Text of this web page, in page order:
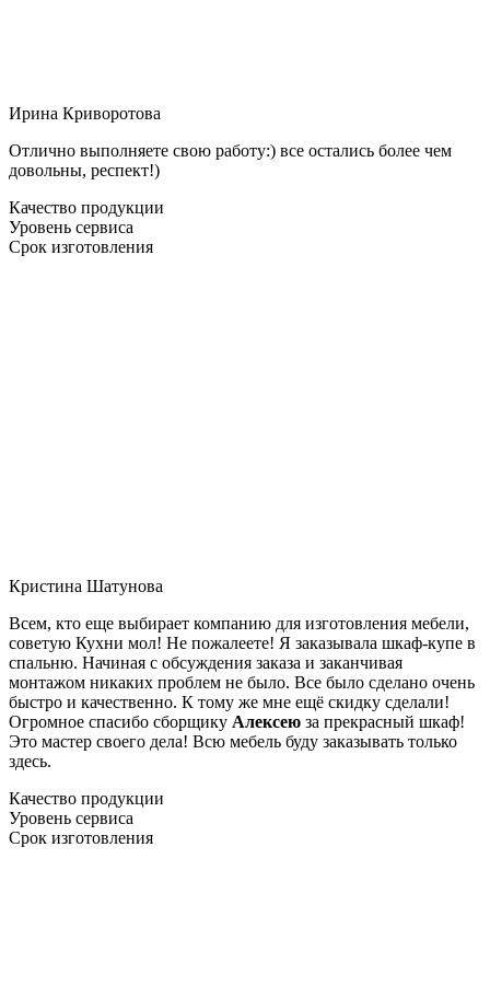
Ирина Криворотова
Отлично выполняете свою работу:) все остались более чем
довольны, респект!)
Качество продукции
Уровень сервиса
Срок изготовления
Кристина Шатунова
Всем, кто еще выбирает компанию для изготовления мебели,
советую Кухни мол! Не пожалеете! Я заказывала шкаф-купе в
спальню. Начиная с обсуждения заказа и заканчивая
монтажом никаких проблем не было. Все было сделано очень
быстро и качественно. К тому же мне ещё скидку сделали!
Огромное спасибо сборщику Алексею за прекрасный шкаф!
Это мастер своего дела! Всю мебель буду заказывать только
здесь.
Качество продукции
Уровень сервиса
Срок изготовления